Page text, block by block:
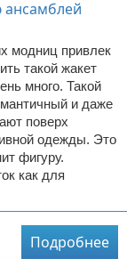
модниц привлек
такой жакет
много. Такой
и даже
поверх
одежды. Это
фигуру.
как для
Подробнее